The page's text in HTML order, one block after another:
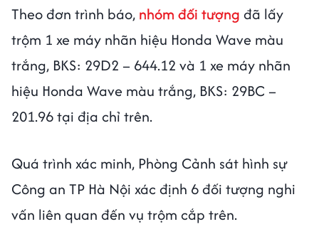
Theo đơn trình báo, nhóm đối tượng đã lấy
trộm 1 xe máy nhãn hiệu Honda Wave màu
trắng, BKS: 29D2 – 644.12 và 1 xe máy nhãn
hiệu Honda Wave màu trắng, BKS: 29BC –
201.96 tại địa chỉ trên.
Quá trình xác minh, Phòng Cảnh sát hình sự
Công an TP Hà Nội xác định 6 đối tượng nghi
vấn liên quan đến vụ trộm cắp trên.